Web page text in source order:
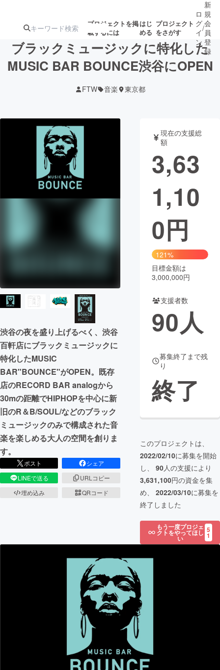
プロジェクトを掲
載するには
はじ
める
プロジェクト
をさがす
注目の新着プロ
ジェクト
募集終了が近いプ
ロジェクト
アート・写真 音楽
テクノロジー・ガジェット ゲーム・サ
映像・映画
ビジネス・起業
まちづくり・地域活性化
CAMPFIRE Creation
コミュニティ
ロ
グ
イ
ン
/
新
規
会
員
登
録
ブラックミュージックに特化した
MUSIC BAR BOUNCE渋谷にOPEN
FTW 音楽 東京都
渋谷の夜を盛り上げるべく、渋谷
百軒店にブラックミュージックに
特化したMUSIC
BAR"BOUNCE"がOPEN。既存
店のRECORD BAR analogから
30mの距離でHIPHOPを中心に新
旧のR＆B/SOUL/などのブラック
ミュージックのみで構成された音
楽を楽しめる大人の空間を創りま
す。
ポスト
シェア
LINEで送る
URLコピー
埋め込み
QRコード
現在の支援総
額
3,63
1,10
0円
121%
目標金額は
3,000,000円
支援者数
90人
募集終了まで残
り
終了
このプロジェクトは、
2022/02/10に募集を開始
し、 90人の支援により
3,631,100円の資金を集
め、 2022/03/10に募集を
終了しました
もう一度プロジェ
クトをやってほし
い
5
1